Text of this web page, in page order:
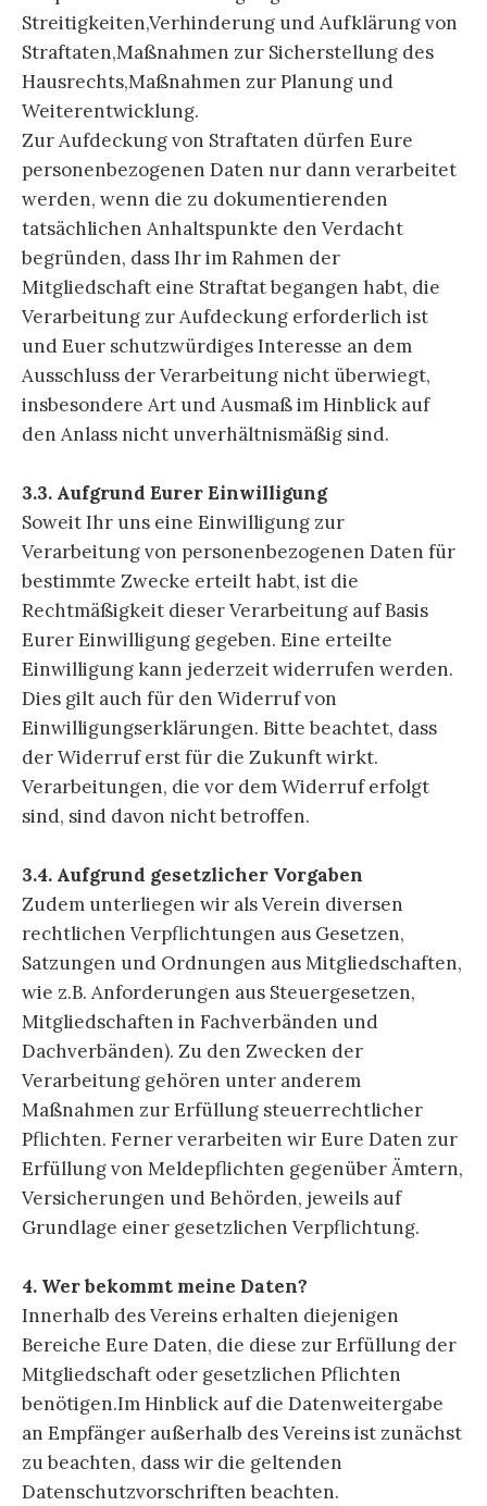
Streitigkeiten,Verhinderung und Aufklärung von
Straftaten,Maßnahmen zur Sicherstellung des
Hausrechts,Maßnahmen zur Planung und
Weiterentwicklung.
Zur Aufdeckung von Straftaten dürfen Eure
personenbezogenen Daten nur dann verarbeitet
werden, wenn die zu dokumentierenden
tatsächlichen Anhaltspunkte den Verdacht
begründen, dass Ihr im Rahmen der
Mitgliedschaft eine Straftat begangen habt, die
Verarbeitung zur Aufdeckung erforderlich ist
und Euer schutzwürdiges Interesse an dem
Ausschluss der Verarbeitung nicht überwiegt,
insbesondere Art und Ausmaß im Hinblick auf
den Anlass nicht unverhältnismäßig sind.
3.3. Aufgrund Eurer Einwilligung
Soweit Ihr uns eine Einwilligung zur
Verarbeitung von personenbezogenen Daten für
bestimmte Zwecke erteilt habt, ist die
Rechtmäßigkeit dieser Verarbeitung auf Basis
Eurer Einwilligung gegeben. Eine erteilte
Einwilligung kann jederzeit widerrufen werden.
Dies gilt auch für den Widerruf von
Einwilligungserklärungen. Bitte beachtet, dass
der Widerruf erst für die Zukunft wirkt.
Verarbeitungen, die vor dem Widerruf erfolgt
sind, sind davon nicht betroffen.
3.4. Aufgrund gesetzlicher Vorgaben
Zudem unterliegen wir als Verein diversen
rechtlichen Verpflichtungen aus Gesetzen,
Satzungen und Ordnungen aus Mitgliedschaften,
wie z.B. Anforderungen aus Steuergesetzen,
Mitgliedschaften in Fachverbänden und
Dachverbänden). Zu den Zwecken der
Verarbeitung gehören unter anderem
Maßnahmen zur Erfüllung steuerrechtlicher
Pflichten. Ferner verarbeiten wir Eure Daten zur
Erfüllung von Meldepflichten gegenüber Ämtern,
Versicherungen und Behörden, jeweils auf
Grundlage einer gesetzlichen Verpflichtung.
4. Wer bekommt meine Daten?
Innerhalb des Vereins erhalten diejenigen
Bereiche Eure Daten, die diese zur Erfüllung der
Mitgliedschaft oder gesetzlichen Pflichten
benötigen.Im Hinblick auf die Datenweitergabe
an Empfänger außerhalb des Vereins ist zunächst
zu beachten, dass wir die geltenden
Datenschutzvorschriften beachten.